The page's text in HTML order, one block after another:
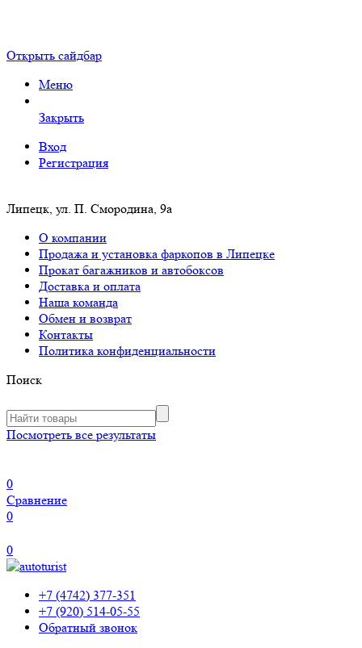
Открыть сайдбар
Меню
Закрыть
Вход
Регистрация
Липецк, ул. П. Смородина, 9а
О компании
Продажа и установка фаркопов в Липецке
Прокат багажников и автобоксов
Доставка и оплата
Наша команда
Обмен и возврат
Контакты
Политика конфиденциальности
Поиск
Посмотреть все результаты
0
Сравнение
0
0
+7 (4742) 377-351
+7 (920) 514-05-55
Обратный звонок